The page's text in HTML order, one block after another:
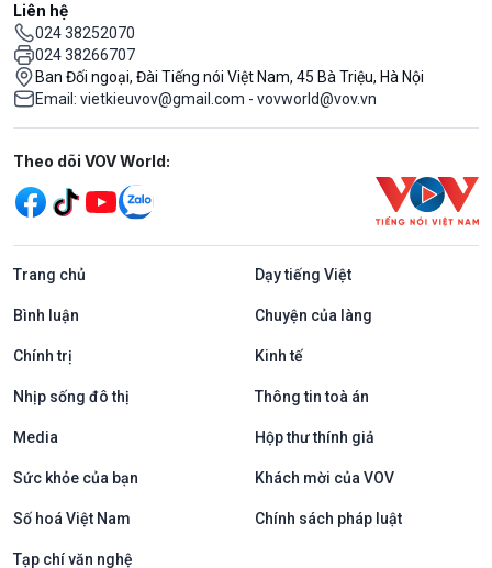
Liên hệ
024 38252070
024 38266707
Ban Đối ngoại, Đài Tiếng nói Việt Nam, 45 Bà Triệu, Hà Nội
Email: vietkieuvov@gmail.com - vovworld@vov.vn
Mạng xã hội
Theo dõi VOV World:
Trang chủ Dạy tiếng Việt
Bình luận Chuyện của làng
Chính trị Kinh tế
Nhịp sống đô thị Thông tin toà án
Media Hộp thư thính giả
Sức khỏe của bạn Khách mời của VOV
Số hoá Việt Nam Chính sách pháp luật
Tạp chí văn nghệ